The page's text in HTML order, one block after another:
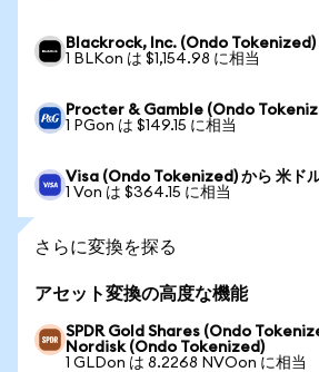
Blackrock, Inc. (Ondo Tokenized)
1 BLKon は $1,154.98 に相当
Procter & Gamble (Ondo
1 PGon は $149.15 に相当
Visa (Ondo Tokenized) から 米ド
1 Von は $364.15 に相当
さらに変換を探る
アセット変換の高度な機能
SPDR Gold Shares (Ondo
Nordisk (Ondo Tokenized)
1 GLDon は 8.2268 NVOon に相当